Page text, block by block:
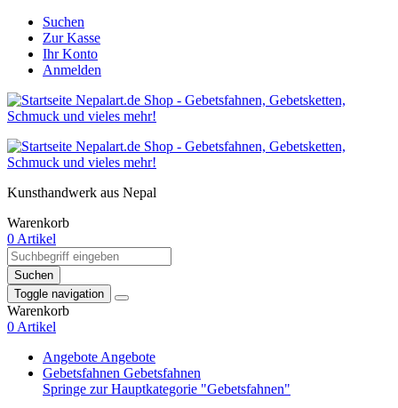
Suchen
Zur Kasse
Ihr Konto
Anmelden
Kunsthandwerk aus Nepal
Warenkorb
0 Artikel
Suchen
Toggle navigation
Warenkorb
0 Artikel
Angebote Angebote
Gebetsfahnen Gebetsfahnen
Springe zur Hauptkategorie "Gebetsfahnen"